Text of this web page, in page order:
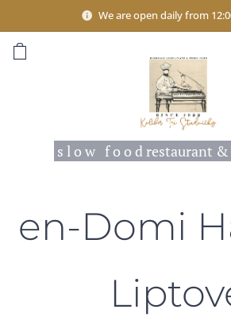
We are open daily from
s l o w f o o d restaurant &
en-Domi